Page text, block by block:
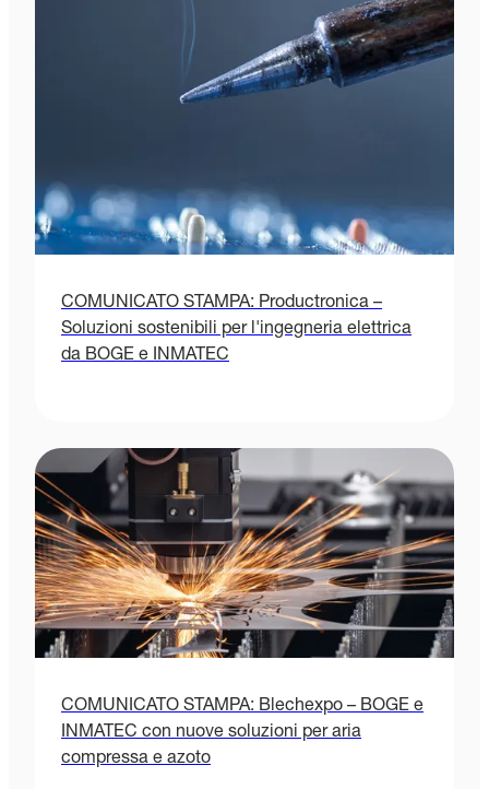
COMUNICATO STAMPA: Productronica –
Soluzioni sostenibili per l'ingegneria elettrica
da BOGE e INMATEC
COMUNICATO STAMPA: Blechexpo – BOGE e
INMATEC con nuove soluzioni per aria
compressa e azoto